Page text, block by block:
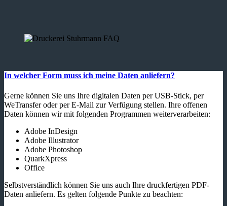
In welcher Form muss ich meine Daten anliefern?
Gerne können Sie uns Ihre digitalen Daten per USB-Stick, per
WeTransfer oder per E-Mail zur Verfügung stellen. Ihre offenen
Daten können wir mit folgenden Programmen weiterverarbeiten:
Adobe InDesign
Adobe Illustrator
Adobe Photoshop
QuarkXpress
Office
Selbstverständlich können Sie uns auch Ihre druckfertigen PDF-
Daten anliefern. Es gelten folgende Punkte zu beachten: